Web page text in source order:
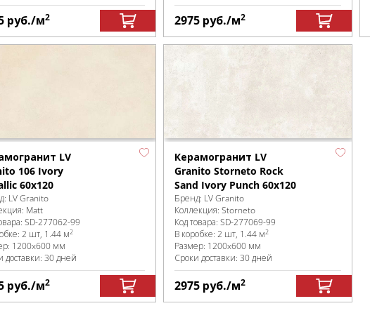
руб./м2 2975 руб./м2
LV
106 Ivory
60x120
LV Granito
Matt
SD-277062-99
: 2 шт, 1.44 м2
1200x600 мм
доставки: 30 дней
руб./м2
Керамогранит LV
Granito Storneto Rock
Sand Ivory Punch 60x120
Бренд: LV Granito
Коллекция:Storneto
Код товара:SD-277069-99
В коробке:2 шт, 1.44 м2
Размер: 1200x600 мм
Сроки доставки: 30 дней
2975 руб./м2